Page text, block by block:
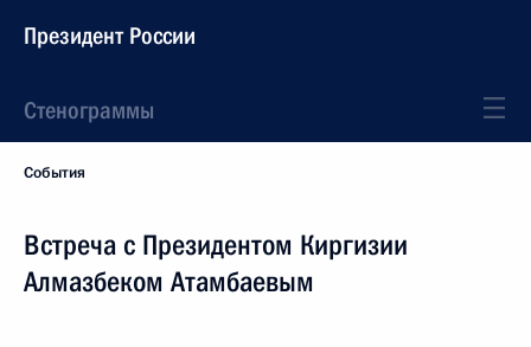
Президент России
Стенограммы
События
Встреча с Президентом Киргизии
Алмазбеком Атамбаевым